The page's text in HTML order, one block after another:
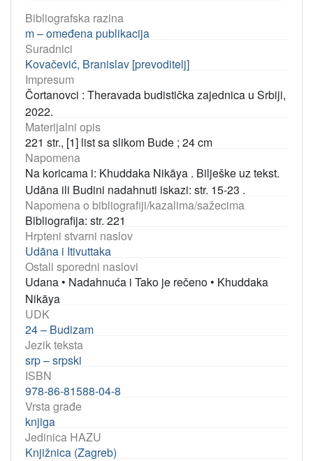
Bibliografska razina
m – omeđena publikacija
Suradnici
Kovačević, Branislav [prevoditelj]
Impresum
Čortanovci : Theravada budistička zajednica u Srbiji,
2022.
Materijalni opis
221 str., [1] list sa slikom Bude ; 24 cm
Napomena
Na koricama i: Khuddaka Nikāya . Bilješke uz tekst.
Udāna ili Budini nadahnuti iskazi: str. 15-23 .
Napomena o bibliografiji/kazalima/sažecima
Bibliografija: str. 221
Hrpteni stvarni naslov
Udāna i Itivuttaka
Ostali sporedni naslovi
Udana • Nadahnuća i Tako je rečeno • Khuddaka
Nikāya
UDK
24 – Budizam
Jezik teksta
srp – srpski
ISBN
978-86-81588-04-8
Vrsta građe
knjiga
Jedinica HAZU
Knjižnica (Zagreb)